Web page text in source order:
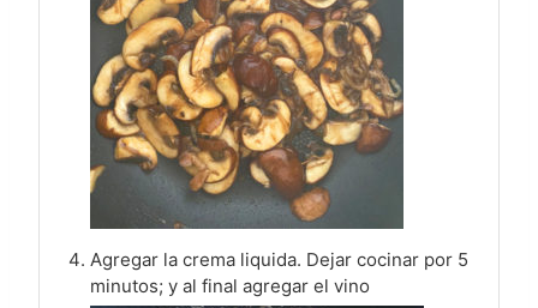
Agregar la crema liquida. Dejar cocinar por 5
minutos; y al final agregar el vino